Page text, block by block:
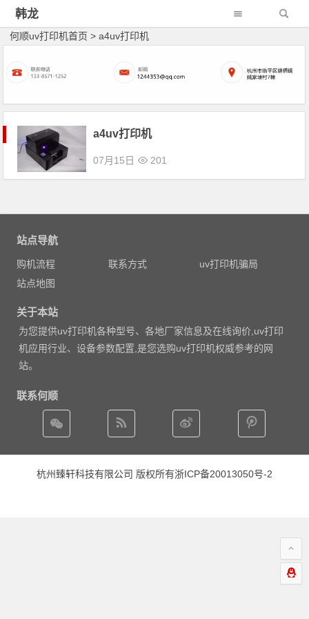
韩龙
何顺uv打印机首页 > a4uv打印机
a4uv打印机
07月15日 201
站点导航
购机流程 联系方式
uv打印机骗局
站点地图
关于本站
为您提供uv打印机各种型号、各地厂家信息及在线询价,uv打印
机应用行业、设备参数配置,是您选购uv打印机权威参考的网
站。
联系何顺
杭州臻轩科技有限公司 版权所有浙ICP备20013050号-2